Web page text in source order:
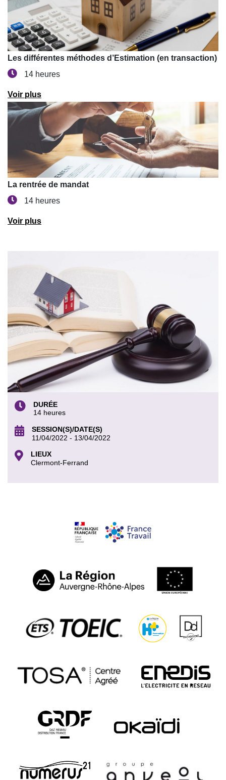
Les différentes méthodes d’Estimation (en transaction)
14 heures
Voir plus
La rentrée de mandat
14 heures
Voir plus
DURÉE
14 heures
SESSION(S)/DATE(S)
11/04/2022 - 13/04/2022
LIEUX
Clermont-Ferrand